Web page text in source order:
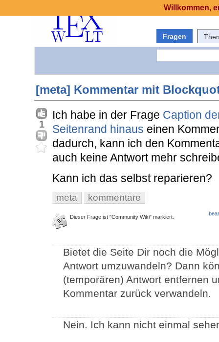
Fragen
[meta] Kommentar mit
1
Ich habe in der Frage Caption
Seitenrand hinaus einen
dadurch, kann ich den
auch keine Antwort mehr
Kann ich das selbst reparieren?
meta kommentare
Dieser Frage ist "Community Wiki" markiert.
Bietet die Seite Dir noch die
Antwort umzuwandeln? Dann
(temporären) Antwort entfernen
Kommentar zurück verwandeln.
Nein. Ich kann nicht einmal
Willkommen,